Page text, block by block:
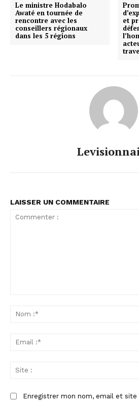
Le ministre Hodabalo
Awaté en tournée de
rencontre avec les
conseillers régionaux
dans les 5 régions
et
LAISSER UN COMMENTAIRE
Enregistrer mon nom, email et site